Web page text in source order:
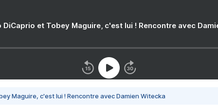
DiCaprio et Tobey Maguire, c'est lui ! Rencontre avec
Maguire, c'est lui ! Rencontre avec Damien Witecka